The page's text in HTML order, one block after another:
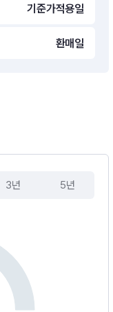
기준가적용일
환매일
3년 5년